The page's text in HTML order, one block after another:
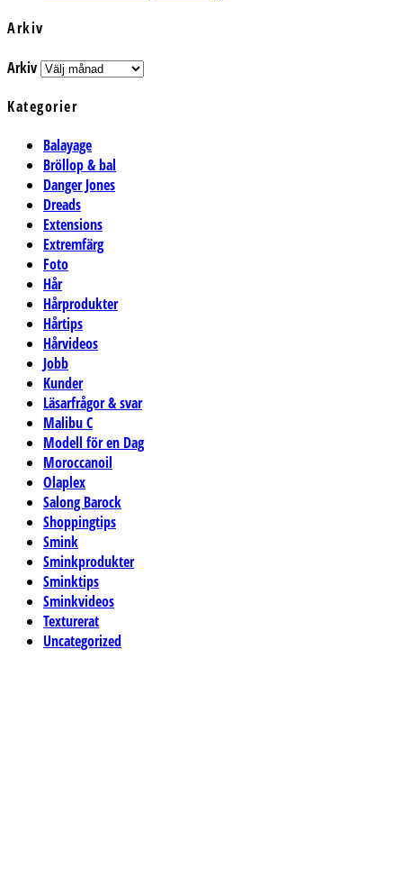
Arkiv
Arkiv
Kategorier
Balayage
Bröllop & bal
Danger Jones
Dreads
Extensions
Extremfärg
Foto
Hår
Hårprodukter
Hårtips
Hårvideos
Jobb
Kunder
Läsarfrågor & svar
Malibu C
Modell för en Dag
Moroccanoil
Olaplex
Salong Barock
Shoppingtips
Smink
Sminkprodukter
Sminktips
Sminkvideos
Texturerat
Uncategorized